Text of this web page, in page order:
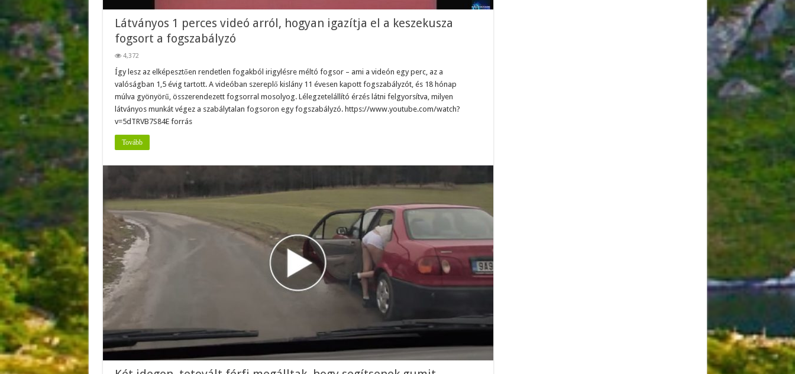
Látványos 1 perces videó arról, hogyan igazítja el a keszekusza
fogsort a fogszabályzó
4,372
Így lesz az elképesztően rendetlen fogakból irigylésre méltó fogsor – ami a videón egy perc, az a
valóságban 1,5 évig tartott. A videóban szereplő kislány 11 évesen kapott fogszabályzót, és 18 hónap
múlva gyönyörű, összerendezett fogsorral mosolyog. Lélegzetelállító érzés látni felgyorsítva, milyen
látványos munkát végez a szabálytalan fogsoron egy fogszabályzó. https://www.youtube.com/watch?
v=5dTRVB7S84E forrás
Tovább